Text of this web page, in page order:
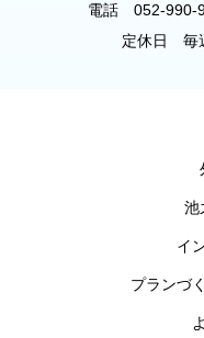
電話 052-990-
定休日 毎
池
イ
プランづ